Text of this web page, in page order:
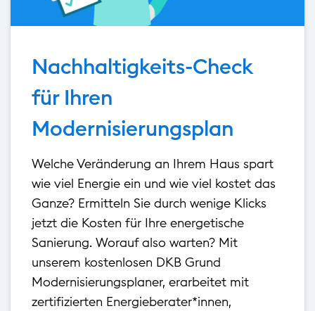
Nachhaltigkeits-Check
für Ihren
Modernisierungs­­plan
Welche Veränderung an Ihrem Haus spart
wie viel Energie ein und wie viel kostet das
Ganze? Ermitteln Sie durch wenige Klicks
jetzt die Kosten für Ihre energetische
Sanierung. Worauf also warten? Mit
unserem kostenlosen DKB Grund
Modernisierungsplaner, erarbeitet mit
zertifizierten Energieberater*innen,